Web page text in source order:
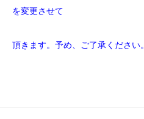
を変更させて
頂きます。予め、ご了承ください。